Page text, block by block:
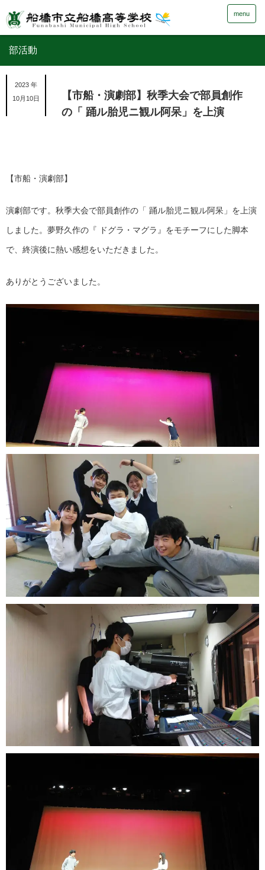
menu
部活動
2023 年
10月10日
【市船・演劇部】秋季大会で部員創作
の「 踊ル胎児ニ観ル阿呆」を上演
【市船・演劇部】
演劇部です。秋季大会で部員創作の「 踊ル胎児ニ観ル阿呆」を上演
しました。夢野久作の『 ドグラ・マグラ』をモチーフにした脚本
で、終演後に熱い感想をいただきました。
ありがとうございました。